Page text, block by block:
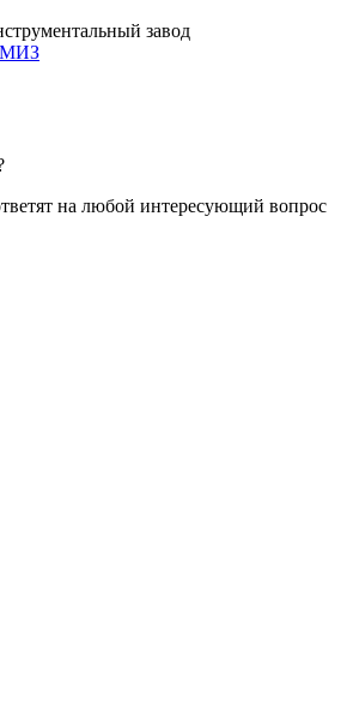
завод
на любой интересующий вопрос